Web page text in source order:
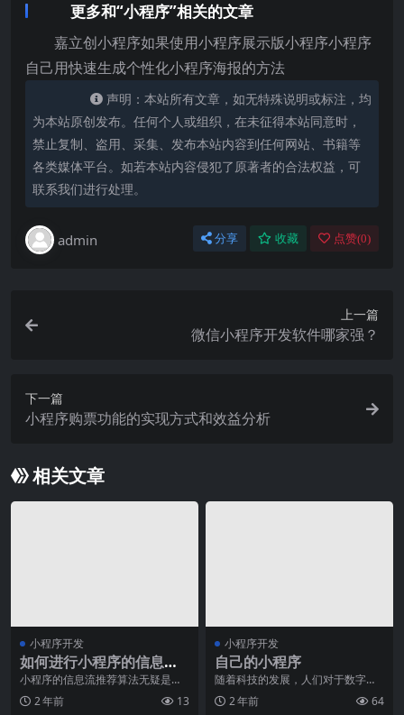
更多和“小程序”相关的文章
嘉立创小程序如果使用小程序展示版小程序小程序
自己用快速生成个性化小程序海报的方法
声明：本站所有文章，如无特殊说明或标注，均
为本站原创发布。任何个人或组织，在未征得本站同意时，
禁止复制、盗用、采集、发布本站内容到任何网站、书籍等
各类媒体平台。如若本站内容侵犯了原著者的合法权益，可
联系我们进行处理。
admin 分享 收藏 点赞(0)
上一篇
微信小程序开发软件哪家强？
下一篇
小程序购票功能的实现方式和效益分析
相关文章
小程序开发
如何进行小程序的信息流
推荐算法?
小程序的信息流推荐算法无疑是当
前互联网行业的热门话题之一。随
着智能化时代的到来，
2 年前 13
小程序开发
自己的小程序
随着科技的发展，人们对于数字化
生活的需求也越来越高。作为一名
年轻人，我深受这种需
2 年前 64